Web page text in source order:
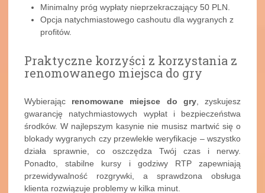
Minimalny próg wypłaty nieprzekraczający 50 PLN.
Opcja natychmiastowego cashoutu dla wygranych z
profitów.
Praktyczne korzyści z korzystania z
renomowanego miejsca do gry
Wybierając renomowane miejsce do gry, zyskujesz
gwarancję natychmiastowych wypłat i bezpieczeństwa
środków. W najlepszym kasynie nie musisz martwić się o
blokady wygranych czy przewlekłe weryfikacje – wszystko
działa sprawnie, co oszczędza Twój czas i nerwy.
Ponadto, stabilne kursy i godziwy RTP zapewniają
przewidywalność rozgrywki, a sprawdzona obsługa
klienta rozwiązuje problemy w kilka minut.